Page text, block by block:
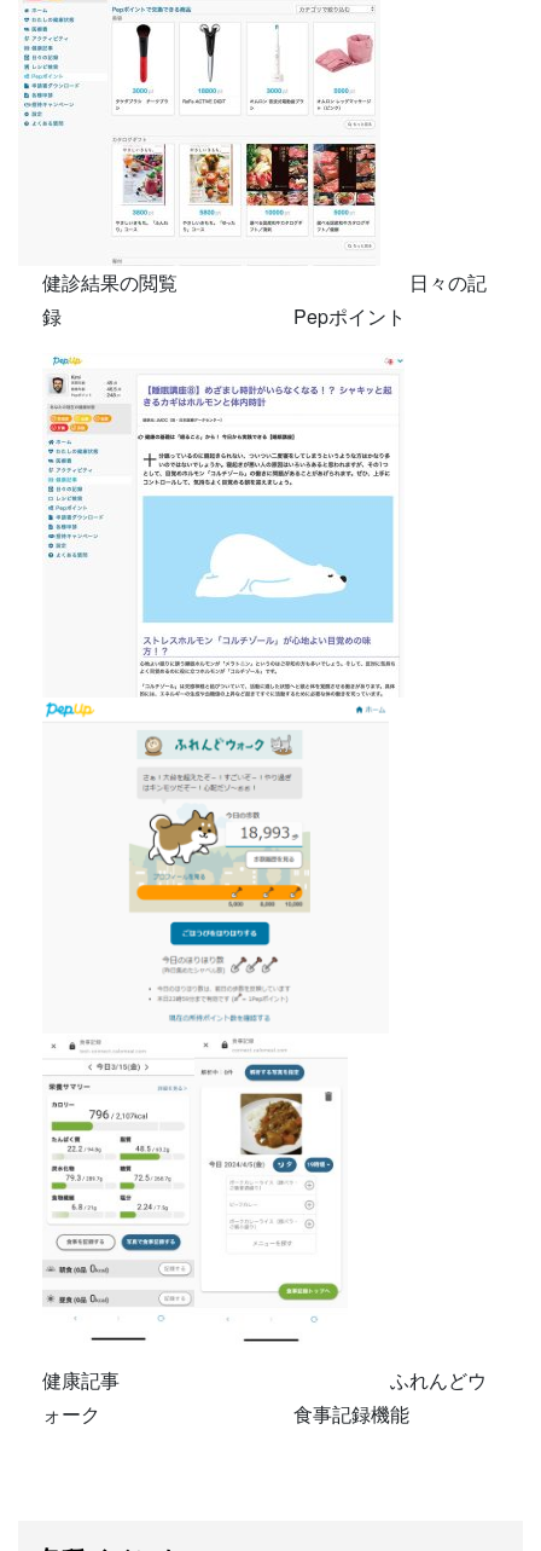
健診結果の閲覧 日々の記
録 Pepポイント
健康記事 ふれんどウ
ォーク 食事記録機能